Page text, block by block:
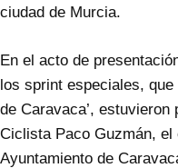
ciudad de Murcia.
En el acto de
los sprint especiales, que
de Caravaca’,
Ciclista Paco Guzmán,
Ayuntamiento de